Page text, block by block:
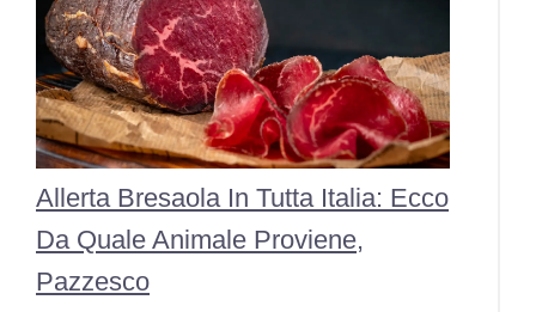
Allerta Bresaola In Tutta Italia: Ecco
Da Quale Animale Proviene,
Pazzesco